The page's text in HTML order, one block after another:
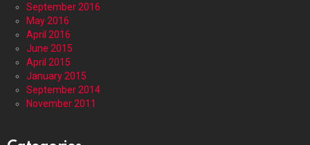
September 2016
May 2016
April 2016
June 2015
April 2015
January 2015
September 2014
November 2011